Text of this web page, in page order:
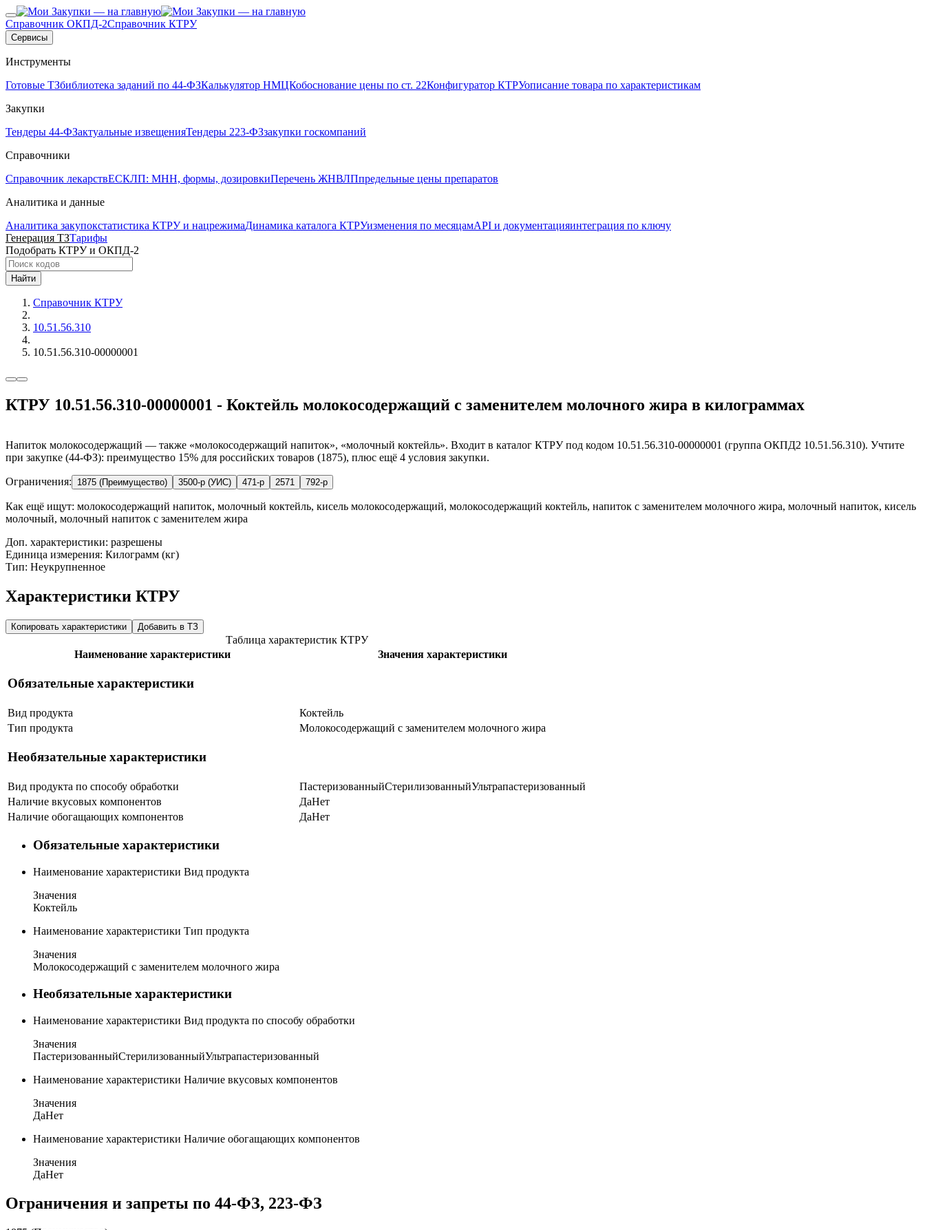
Справочник ОКПД-2Справочник КТРУ
Сервисы
Инструменты
Готовые ТЗбиблиотека заданий по 44-ФЗКалькулятор НМЦКобоснование цены по ст. 22Конфигуратор КТРУописание товара по характеристикам
Закупки
Тендеры 44-ФЗактуальные извещенияТендеры 223-ФЗзакупки госкомпаний
Справочники
Справочник лекарствЕСКЛП: МНН, формы, дозировкиПеречень ЖНВЛПпредельные цены препаратов
Аналитика и данные
Аналитика закупокстатистика КТРУ и нацрежимаДинамика каталога КТРУизменения по месяцамAPI и документацияинтеграция по ключу
Генерация ТЗТарифы
Подобрать КТРУ и ОКПД-2
Найти
Справочник КТРУ
10.51.56.310
10.51.56.310-00000001
КТРУ 10.51.56.310-00000001 - Коктейль молокосодержащий с заменителем молочного жира в килограммах
Напиток молокосодержащий — также «молокосодержащий напиток», «молочный коктейль». Входит в каталог КТРУ под кодом 10.51.56.310-00000001 (группа ОКПД2 10.51.56.310). Учтите
при закупке (44-ФЗ): преимущество 15% для российских товаров (1875), плюс ещё 4 условия закупки.
Ограничения: 1875 (Преимущество) 3500-р (УИС) 471-р 2571 792-р
Как ещё ищут: молокосодержащий напиток, молочный коктейль, кисель молокосодержащий, молокосодержащий коктейль, напиток с заменителем молочного жира, молочный напиток, кисель
молочный, молочный напиток с заменителем жира
Доп. характеристики: разрешены
Единица измерения: Килограмм (кг)
Тип: Неукрупненное
Характеристики КТРУ
Копировать характеристики Добавить в ТЗ
Таблица характеристик КТРУ
Наименование характеристики
Значения характеристики
Обязательные характеристики
Вид продукта
Коктейль
Тип продукта
Молокосодержащий с заменителем молочного жира
Необязательные характеристики
Вид продукта по способу обработки ПастеризованныйСтерилизованныйУльтрапастеризованный
Наличие вкусовых компонентов
ДаНет
Наличие обогащающих компонентов
ДаНет
Обязательные характеристики
Наименование характеристики Вид продукта
Значения
Коктейль
Наименование характеристики Тип продукта
Значения
Молокосодержащий с заменителем молочного жира
Необязательные характеристики
Наименование характеристики Вид продукта по способу обработки
Значения
ПастеризованныйСтерилизованныйУльтрапастеризованный
Наименование характеристики Наличие вкусовых компонентов
Значения
ДаНет
Наименование характеристики Наличие обогащающих компонентов
Значения
ДаНет
Ограничения и запреты по 44-ФЗ, 223-ФЗ